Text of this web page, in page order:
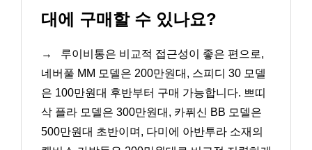
대에 구매할 수 있나요?
→
루이비통은 비교적 접근성이 좋은 편으로,
네버풀 MM 모델은 200만원대, 스피디 30 모델
은 100만원대 후반부터 구매 가능합니다. 쁘띠
삭 플라 모델은 300만원대, 카퓌신 BB 모델은
500만원대 초반이며, 다미에 아반투라 소재의